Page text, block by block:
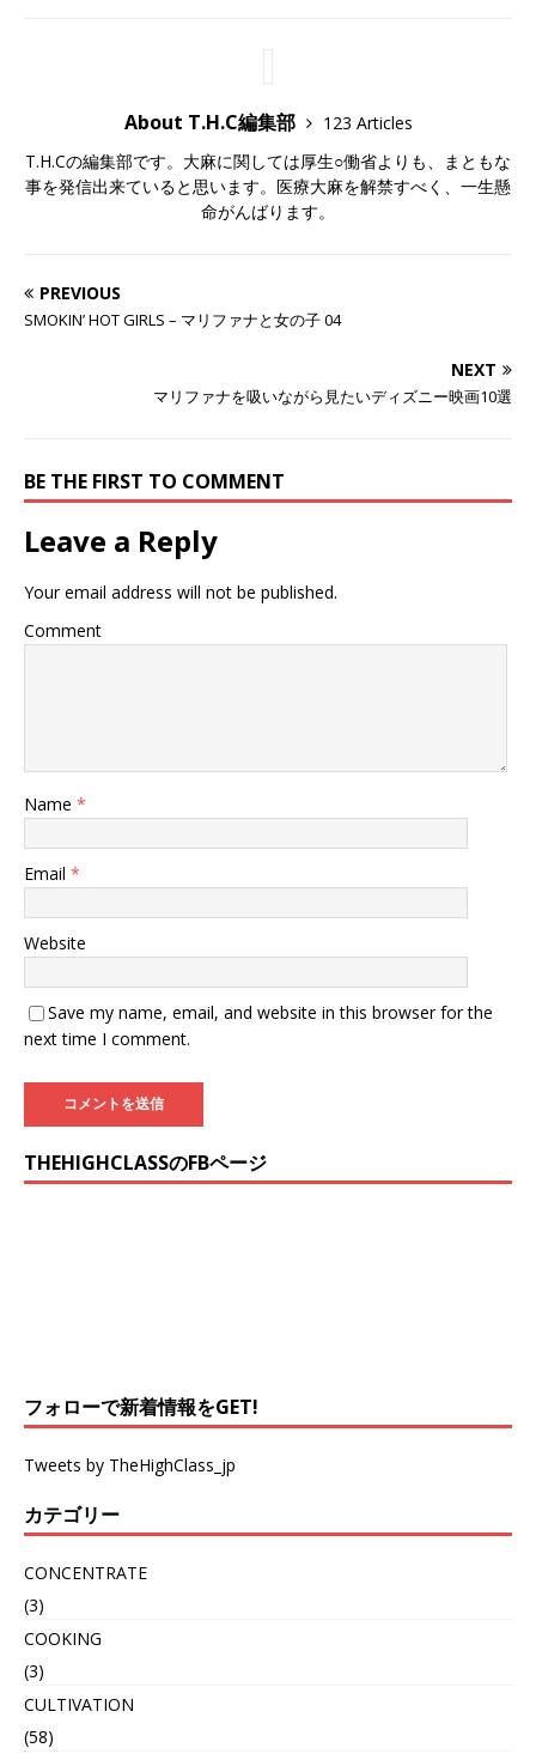
About T.H.C編集部
123 Articles
T.H.Cの編集部です。大麻に関しては厚生○働省よりも、まともな
事を発信出来ていると思います。医療大麻を解禁すべく、一生懸
命がんばります。
PREVIOUS
SMOKIN’ HOT GIRLS – マリファナと女の子 04
NEXT
マリファナを吸いながら見たいディズニー映画10選
BE THE FIRST TO COMMENT
Leave a Reply
Your email address will not be published.
Comment
Name *
Email *
Website
Save my name, email, and website in this browser for the
next time I comment.
THEHIGHCLASSのFBページ
フォローで新着情報をGET!
Tweets by TheHighClass_jp
カテゴリー
CONCENTRATE
(3)
COOKING
(3)
CULTIVATION
(58)